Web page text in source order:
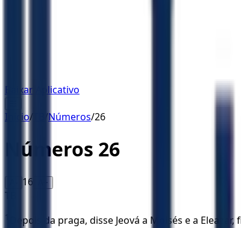
Baixar Aplicativo
Início/ /Números/26
Números 26
16 A+
TB
1 Depois da praga, disse Jeová a Moisés e a